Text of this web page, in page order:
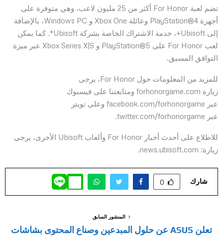
تضم لعبة For Honor أكثر من 25 مليون لاعب، وهي متوفرة على
أجهزة PlayStation®4 وعائلة Xbox One و Windows PC، بالإضافة
إلى Ubisoft+، خدمة الاشتراك الخاصة بشركة Ubisoft*. كما يمكن
لعب For Honor على PlayStation®5 و Xbox Series X|S عبر ميزة
التوافق المسبق.
للمزيد من المعلومات حول For Honor، يرجى
زيارة forhonorgame.com ومتابعتنا على فيسبوك
عبر facebook.com/forhonorgame وعلى تويتر
عبر twitter.com/forhonorgame.
للاطلاع على أحدث أخبار For Honor وألعاب Ubisoft الأخرى، يرجى
زيارة: news.ubisoft.com.
شارك 0
المنشور السابق
تعلن ASUS عن حلول المبدعين وصناع المحتوى بشاشات